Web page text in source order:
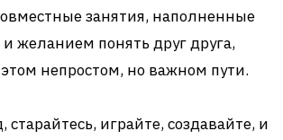
занятия, наполненные
желанием понять друг друга,
непростом, но важном пути.
старайтесь, играйте, создавайте, и